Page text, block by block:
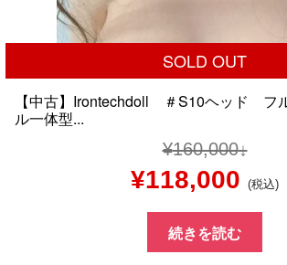
SOLD OUT
【中古】Irontechdoll ＃S10ヘッド フ
ル一体型...
¥160,000
元
の
価
¥118,000 現
在
の
(税込)
続きを読む